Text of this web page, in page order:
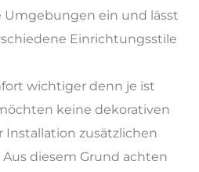
Umgebungen ein und lässt
Einrichtungsstile
wichtiger denn je ist
keine dekorativen
Installation zusätzlichen
diesem Grund achten